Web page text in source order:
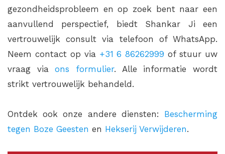
gezondheidsprobleem en op zoek bent naar een
aanvullend perspectief, biedt Shankar Ji een
vertrouwelijk consult via telefoon of WhatsApp.
Neem contact op via +31 6 86262999 of stuur uw
vraag viaons formulier. Alle informatie wordt
strikt vertrouwelijk behandeld.
Ontdek ook onze andere diensten: Bescherming
tegen Boze Geesten en Hekserij Verwijderen.